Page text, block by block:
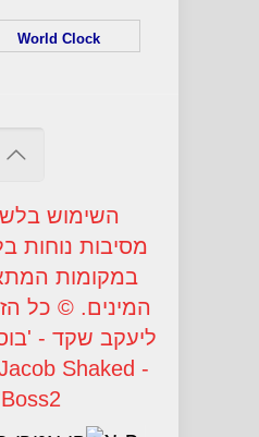
השימוש
מסיבות נוחות
במקומות
המינים. © כל
Shaked -
©